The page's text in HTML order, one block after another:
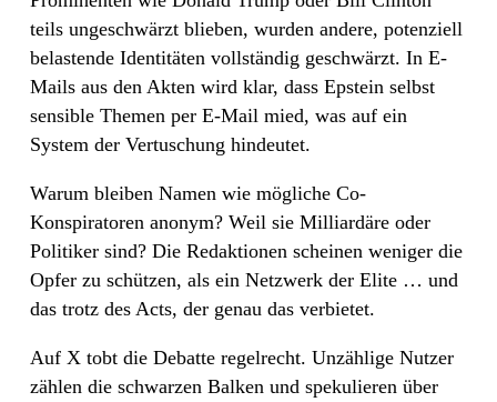
teils ungeschwärzt blieben, wurden andere, potenziell
belastende Identitäten vollständig geschwärzt. In E-
Mails aus den Akten wird klar, dass Epstein selbst
sensible Themen per E-Mail mied, was auf ein
System der Vertuschung hindeutet.
Warum bleiben Namen wie mögliche Co-
Konspiratoren anonym? Weil sie Milliardäre oder
Politiker sind? Die Redaktionen scheinen weniger die
Opfer zu schützen, als ein Netzwerk der Elite … und
das trotz des Acts, der genau das verbietet.
Auf X tobt die Debatte regelrecht. Unzählige Nutzer
zählen die schwarzen Balken und spekulieren über